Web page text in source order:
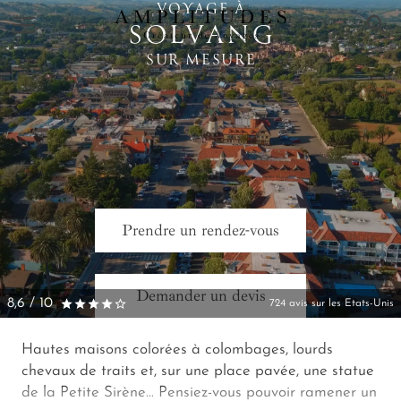
× VOYAGE À
SOLVANG
SUR MESURE
Prendre un rendez-vous
Demander un devis
8,6 / 10 724 avis sur les Etats-Unis
Hautes maisons colorées à colombages, lourds
chevaux de traits et, sur une place pavée, une statue
de la Petite Sirène… Pensiez-vous pouvoir ramener un